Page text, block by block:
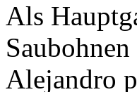
Als
Alejandro